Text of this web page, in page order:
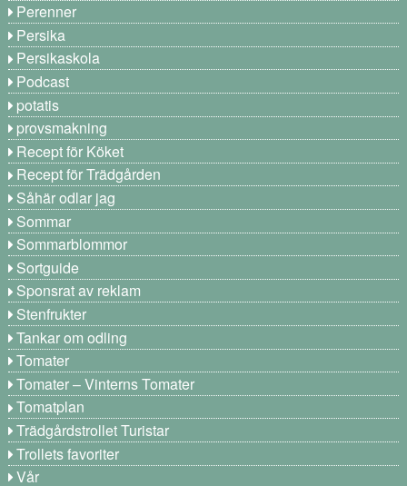
Perenner
Persika
Persikaskola
Podcast
potatis
provsmakning
Recept för Köket
Recept för Trädgården
Såhär odlar jag
Sommar
Sommarblommor
Sortguide
Sponsrat av reklam
Stenfrukter
Tankar om odling
Tomater
Tomater – Vinterns Tomater
Tomatplan
Trädgårdstrollet Turistar
Trollets favoriter
Vår